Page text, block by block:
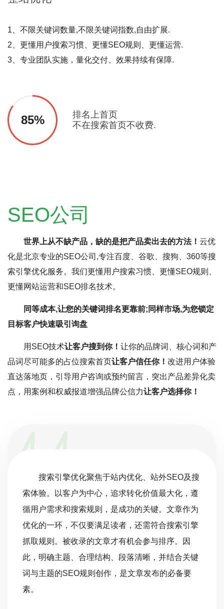
1、不限关键词数量,不限关键词指数,自由扩展.
2、更懂用户搜索习惯、更懂SEO规则、更懂运营.
3、专业团队实施，量化交付、效果持续有保障.
85%
排名上首页
不在搜索首页不收费.
SEO公司
世界上从不缺产品，缺的是把产品卖出去的方法！ 云优
化是北京专业的SEO公司,专注百度、谷歌、搜狗、360等搜
索引擎优化服务。我们更懂用户搜索习惯、更懂SEO规则、
更懂网站运营和SEO排名技术。
同等成本,让您的关键词排名更靠前;同样市场,为您锁定
目标客户快速吸引询盘
用SEO技术让客户搜到你！ 让你的品牌词、核心词和产
品词尽可能多的占位搜索首页让客户信任你！ 改进用户体验
直达落地页，引导用户咨询或预约留言，突出产品差异化卖
点，用案例和权威报道增强品牌公信力让客户选择你！
搜索引擎优化聚焦于站内优化、站外SEO及搜
索体验。以客户为中心，追求转化价值最大化，遵
循用户需求和搜索规则，是成功的关键。文章作为
优化的一环，不仅要满足读者，还需符合搜索引擎
抓取规则。被收录的文章才有机会参与排序。因
此，明确主题、合理结构、段落清晰，并结合关键
词与主题的SEO规则创作，是文章发布的必备要
素。